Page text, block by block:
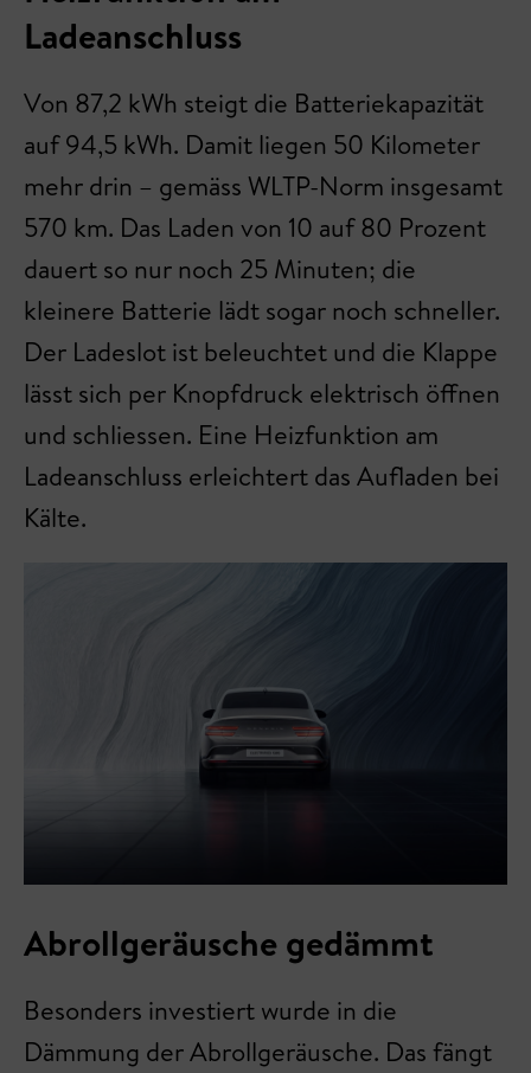
Ladeanschluss
Von 87,2 kWh steigt die Batteriekapazität
auf 94,5 kWh. Damit liegen 50 Kilometer
mehr drin – gemäss WLTP-Norm insgesamt
570 km. Das Laden von 10 auf 80 Prozent
dauert so nur noch 25 Minuten; die
kleinere Batterie lädt sogar noch schneller.
Der Ladeslot ist beleuchtet und die Klappe
lässt sich per Knopfdruck elektrisch öffnen
und schliessen. Eine Heizfunktion am
Ladeanschluss erleichtert das Aufladen bei
Kälte.
Abrollgeräusche gedämmt
Besonders investiert wurde in die
Dämmung der Abrollgeräusche. Das fängt